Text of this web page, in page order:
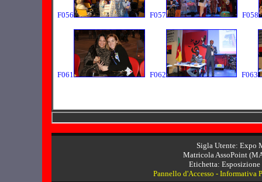
F056 F057 F058
F061 F062 F063
Sigla Utente: Expo
Matricola AssoPoint
Etichetta:
Pannello d'Accesso - Informativa